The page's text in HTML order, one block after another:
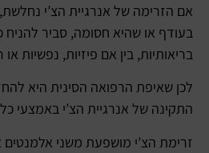
אם הזרימה של אנרגיית הצ’י
בעודף או שהיא חסומה, סביר להניח
בריאותיות, בין אם פיזיות, נפשיות או
לכן שאיפת הרפואה הסינית היא
התקינה של אנרגיית הצ’י באמצעי
זרימת הצ’י מושפעת משני אלמנטים